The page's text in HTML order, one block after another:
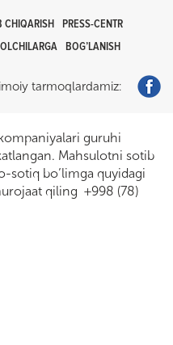
CHIQARISH
PRESS-CENTR
BOG’LANISH
tarmoqlardamiz:
guruhi
Mahsulotni sotib
sotiq bo’limga quyidagi
qiling +998 (78)